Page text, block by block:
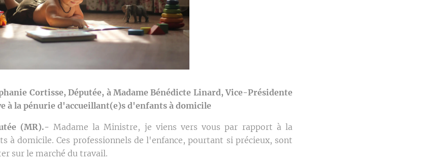
Cortisse, Députée, à Madame Bénédicte Linard, Vice-Présidente
à la pénurie d'accueillant(e)s d'enfants à domicile
(MR).- Madame la Ministre, je viens vers vous par rapport à la
à domicile. Ces professionnels de l'enfance, pourtant si précieux, sont
sur le marché du travail.